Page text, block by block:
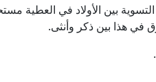
بين الأولاد في العطية
في هذا بين ذكر وأنثى.